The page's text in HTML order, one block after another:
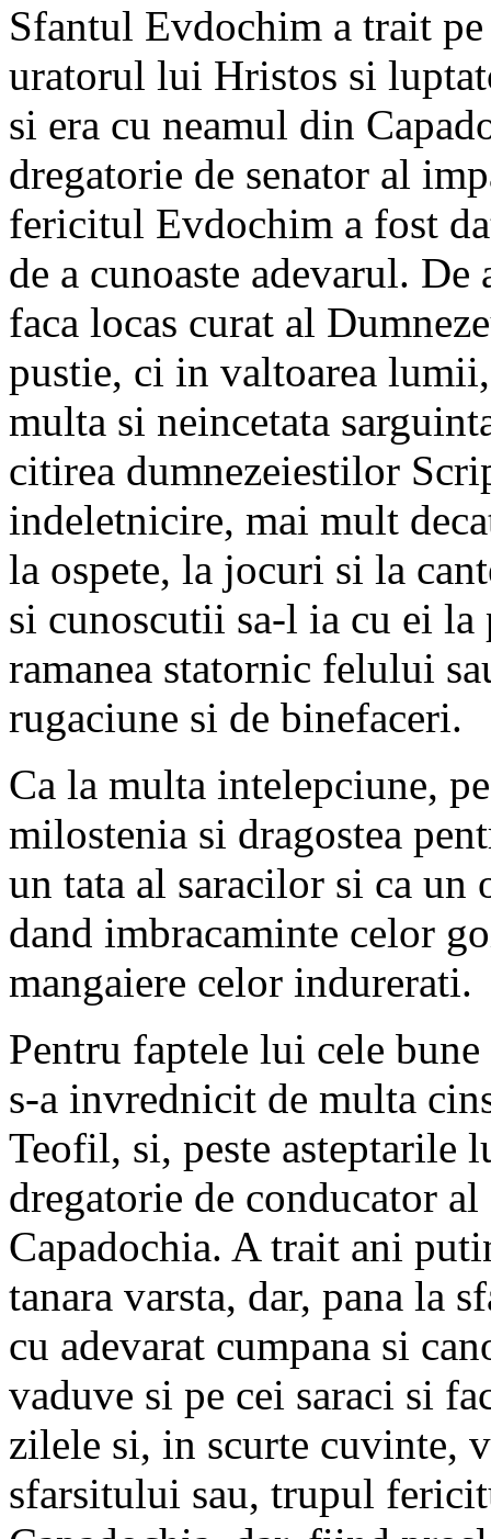
Sfantul Evdochim a trait
uratorul lui Hristos si
si era cu neamul din
dregatorie de senator al
fericitul Evdochim a fost
de a cunoaste adevarul. De
faca locas curat al
pustie, ci in valtoarea
multa si neincetata
citirea dumnezeiestilor
indeletnicire, mai mult
la ospete, la jocuri si la
si cunoscutii sa-l ia cu ei
ramanea statornic felului
rugaciune si de binefaceri.
Ca la multa intelepciune,
milostenia si dragostea
un tata al saracilor si ca
dand imbracaminte celor
mangaiere celor indurerati.
Pentru faptele lui cele
s-a invrednicit de multa
Teofil, si, peste asteptarile
dregatorie de conducator
Capadochia. A trait ani
tanara varsta, dar, pana la
cu adevarat cumpana si
vaduve si pe cei saraci si
zilele si, in scurte cuvinte,
sfarsitului sau, trupul